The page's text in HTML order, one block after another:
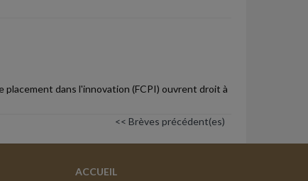
placement dans l'innovation (FCPI) ouvrent droit à
<< Brèves précédent(es)
ACCUEIL